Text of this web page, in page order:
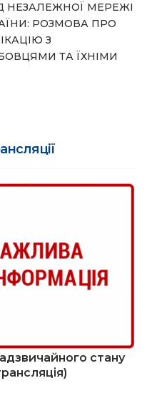
НЕЗАЛЕЖНОЇ МЕРЕЖІ
РОЗМОВА ПРО
З
ТА ЇХНІМИ
стану